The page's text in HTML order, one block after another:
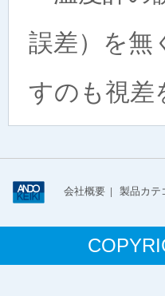
誤差）を
すのも視差
会社概要 製品カテ